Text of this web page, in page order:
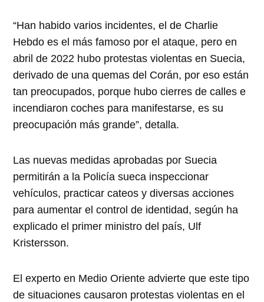
“Han habido varios incidentes, el de Charlie
Hebdo es el más famoso por el ataque, pero en
abril de 2022 hubo protestas violentas en Suecia,
derivado de una quemas del Corán, por eso están
tan preocupados, porque hubo cierres de calles e
incendiaron coches para manifestarse, es su
preocupación más grande”, detalla.
Las nuevas medidas aprobadas por Suecia
permitirán a la Policía sueca inspeccionar
vehículos, practicar cateos y diversas acciones
para aumentar el control de identidad, según ha
explicado el primer ministro del país, Ulf
Kristersson.
El experto en Medio Oriente advierte que este tipo
de situaciones causaron protestas violentas en el